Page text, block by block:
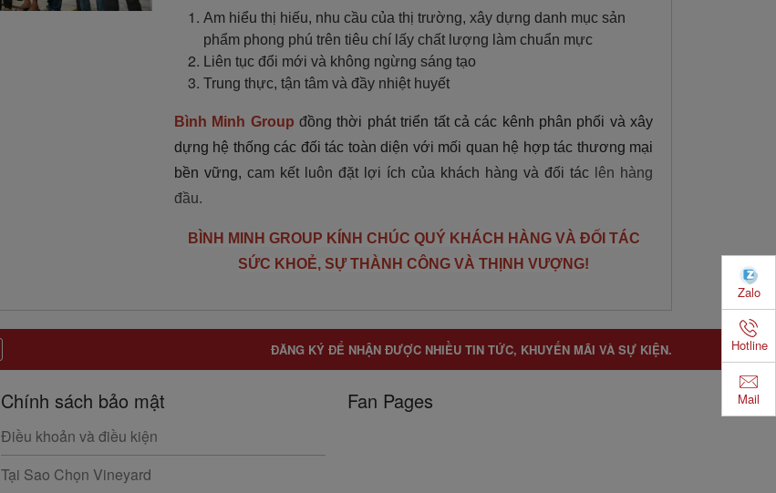
Am hiểu thị hiếu, nhu cầu của thị trường, xây dựng danh mục sản
phẩm phong phú trên tiêu chí lấy chất lượng làm chuẩn mực
Liên tục đổi mới và không ngừng sáng tạo
Trung thực, tận tâm và đầy nhiệt huyết
Bình Minh Group đồng thời phát triển tất cả các kênh phân phối và xây
dựng hệ thống các đối tác toàn diện với mối quan hệ hợp tác thương mại
bền vững, cam kết luôn đặt lợi ích của khách hàng và đối tác lên hàng
đầu.
BÌNH MINH GROUP KÍNH CHÚC QUÝ KHÁCH HÀNG VÀ ĐỐI TÁC
SỨC KHOẺ, SỰ THÀNH CÔNG VÀ THỊNH VƯỢNG!
ĐĂNG KÝ ĐỂ NHẬN ĐƯỢC NHIỀU TIN TỨC, KHUYẾN MÃI VÀ SỰ KIỆN.
Chính sách bảo mật
Điều khoản và điều kiện
Tại Sao Chọn Vineyard
Fan Pages
Zalo
Hotline
Mail